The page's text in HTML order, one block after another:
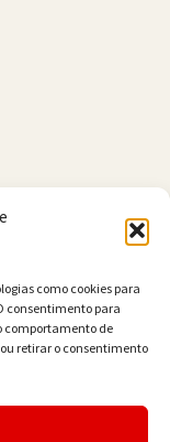
como cookies para
consentimento para
comportamento de
retirar o consentimento